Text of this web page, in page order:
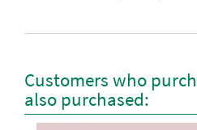
Customers who
also purchased: